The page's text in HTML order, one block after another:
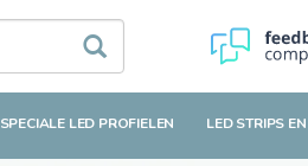
SPECIALE LED PROFIELEN LED STRIPS